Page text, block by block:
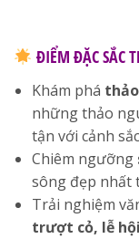
ĐIỂM ĐẶC SẮC
Khám phá
những thảo
tận với cảnh
Chiêm ngưỡng
sông đẹp nhất
Trải nghiệm
trượt cỏ, lễ